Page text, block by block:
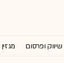
שיווק ופרסום מגזין G